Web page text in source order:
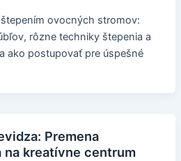
ovocných stromov:
rôzne techniky štepenia a
ako postupovať pre úspešné
Premena
kreatívne centrum